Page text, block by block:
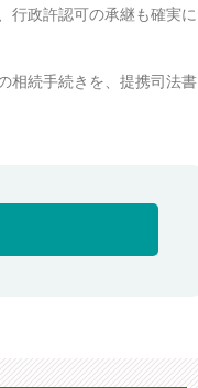
行政許認可の承継も確実に
相続手続きを、提携司法書